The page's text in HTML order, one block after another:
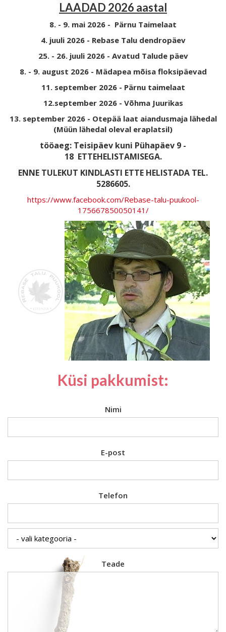
LAADAD 2026 aastal
8. - 9. mai 2026 - Pärnu Taimelaat
4. juuli 2026 - Rebase Talu dendropäev
25. - 26. juuli 2026 - Avatud Talude päev
8. - 9. august 2026 - Mädapea mõisa floksipäevad
11. september 2026 - Pärnu taimelaat
12.september 2026 - Võhma Juurikas
13. september 2026 - Otepää laat aiandusmaja lähedal
(Müün lähedal oleval eraplatsil)
tööaeg: Teisipäev kuni Pühapäev 9 -
18 ETTEHELISTAMISEGA.
ENNE TULEKUT KINDLASTI ETTE HELISTADA TEL.
5286605.
https://www.facebook.com/Rebase-talu-puukool-
175667850050141/
Küsi pakkumist:
Nimi
E-post
Telefon
Teade